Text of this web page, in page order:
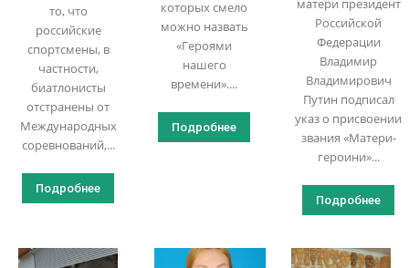
то, что
российские
спортсмены, в
частности,
биатлонисты
отстранены от
Международных
соревнований,...
Подробнее
которых смело
можно назвать
«Героями
нашего
времени»....
Подробнее
матери президент
Российской
Федерации
Владимир
Владимирович
Путин подписал
указ о присвоении
звания «Матери-
героини»...
Подробнее